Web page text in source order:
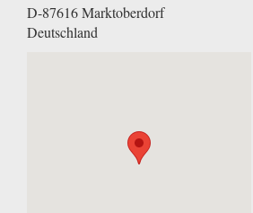
D-87616Marktoberdorf
Deutschland